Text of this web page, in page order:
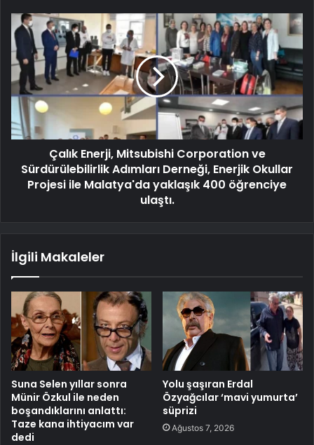
Çalık Enerji, Mitsubishi Corporation ve
Sürdürülebilirlik Adımları Derneği, Enerjik Okullar
Projesi ile Malatya'da yaklaşık 400 öğrenciye
ulaştı.
İlgili Makaleler
Suna Selen yıllar sonra
Münir Özkul ile neden
boşandıklarını anlattı:
Taze kana ihtiyacım var
dedi
Yolu şaşıran Erdal
Özyağcılar ‘mavi yumurta’
süprizi
Ağustos 7, 2026